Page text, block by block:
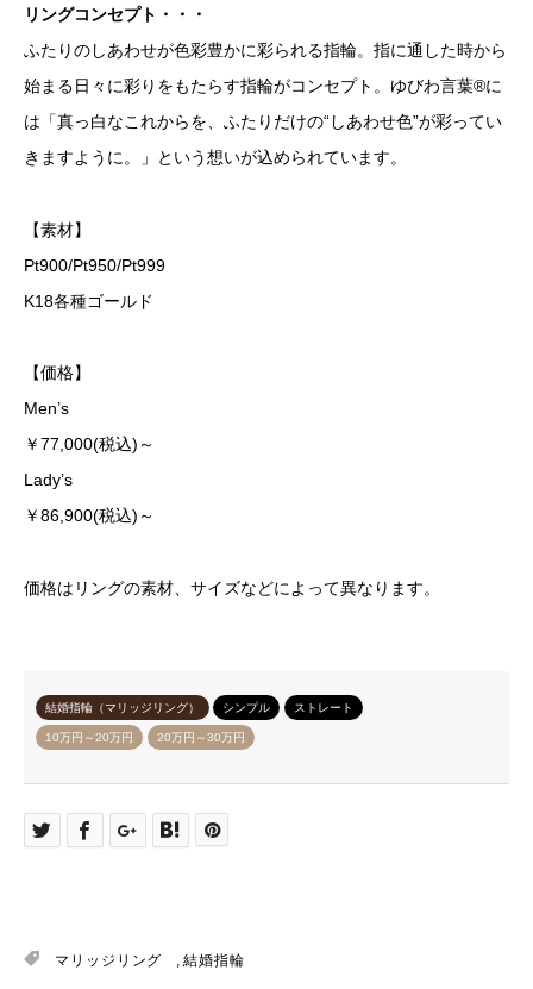
リングコンセプト・・・
ふたりのしあわせが色彩豊かに彩られる指輪。指に通した時から
始まる日々に彩りをもたらす指輪がコンセプト。ゆびわ言葉®に
は「真っ白なこれからを、ふたりだけの“しあわせ色”が彩ってい
きますように。」という想いが込められています。
【素材】
Pt900/Pt950/Pt999
K18各種ゴールド
【価格】
Men’s
￥77,000(税込)～
Lady’s
￥86,900(税込)～
価格はリングの素材、サイズなどによって異なります。
結婚指輪（マリッジリング） シンプル ストレート
10万円～20万円 20万円～30万円
マリッジリング ,結婚指輪